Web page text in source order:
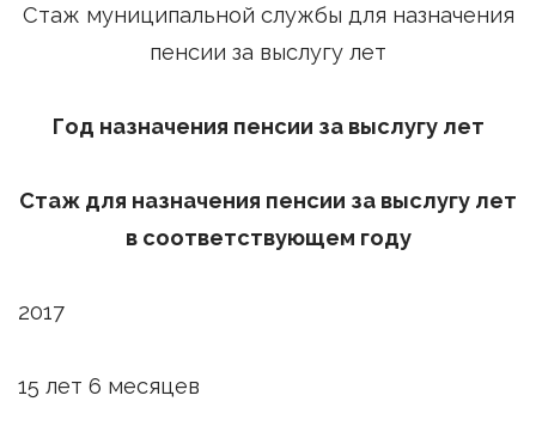
Стаж муниципальной службы для назначения
пенсии за выслугу лет
Год назначения пенсии за выслугу лет
Стаж для назначения пенсии за выслугу лет
в соответствующем году
2017
15 лет 6 месяцев